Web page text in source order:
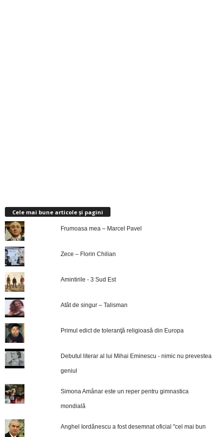
Cele mai bune articole și pagini
Frumoasa mea – Marcel Pavel
Zece – Florin Chilian
Amintirile - 3 Sud Est
Atât de singur – Talisman
Primul edict de toleranţă religioasă din Europa
Debutul literar al lui Mihai Eminescu - nimic nu prevestea
geniul
Simona Amânar este un reper pentru gimnastica
mondială
Anghel Iordănescu a fost desemnat oficial "cel mai bun